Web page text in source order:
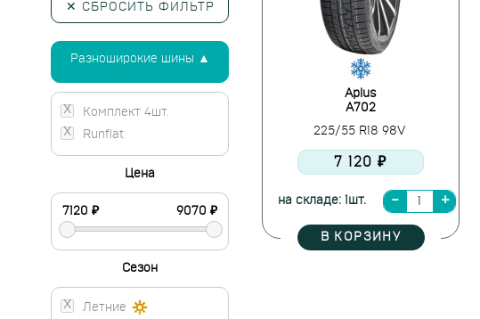
Aplus
A702
225/55 R18 98V
7 120 ₽
на складе: 1шт.
В КОРЗИНУ
✕ СБРОСИТЬ ФИЛЬТР
Разноширокие шины ▲
Комплект 4шт.
Runflat
Цена
Сезон
Летние